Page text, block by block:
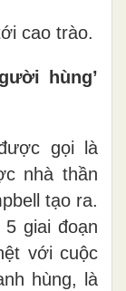
cao trào.
hùng’
gọi là
nhà thần
tạo ra.
giai đoạn
với cuộc
hùng, là